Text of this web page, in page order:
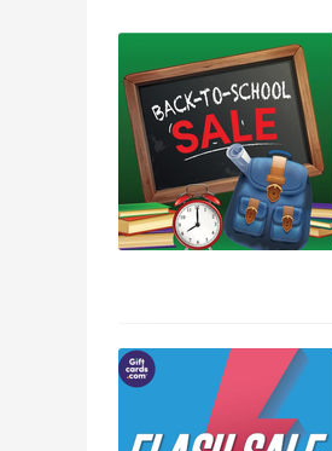
08月06日
碳水快乐｜童年
08月06日
户外运动防-晒｜
08月06日